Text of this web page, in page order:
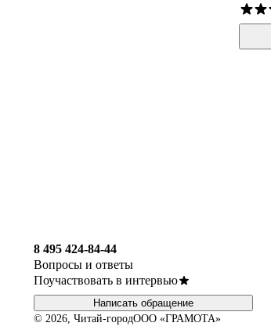
8 495 424-84-44
Вопросы и ответы
Поучаствовать в интервью
Написать обращение
© 2026, Читай-городООО «ГРАМОТА»